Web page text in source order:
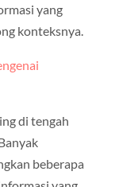
yang
konteksnya.
di tengah
beberapa